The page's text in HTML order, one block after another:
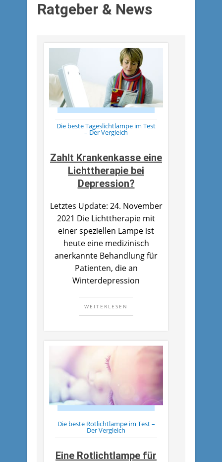
Ratgeber & News
Die beste Tageslichtlampe im Test
– Der Vergleich
Zahlt Krankenkasse eine
Lichttherapie bei
Depression?
Letztes Update: 24. November
2021 Die Lichttherapie mit
einer speziellen Lampe ist
heute eine medizinisch
anerkannte Behandlung für
Patienten, die an
Winterdepression
WEITERLESEN
Die beste Rotlichtlampe im Test –
Der Vergleich
Eine Rotlichtlampe für